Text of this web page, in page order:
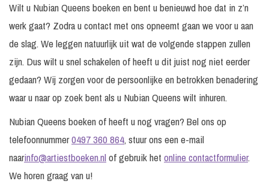
Wilt u Nubian Queens boeken en bent u benieuwd hoe dat in z’n
werk gaat? Zodra u contact met ons opneemt gaan we voor u aan
de slag. We leggen natuurlijk uit wat de volgende stappen zullen
zijn. Dus wilt u snel schakelen of heeft u dit juist nog niet eerder
gedaan? Wij zorgen voor de persoonlijke en betrokken benadering
waar u naar op zoek bent als u Nubian Queens wilt inhuren.
Nubian Queens boeken of heeft u nog vragen? Bel ons op
telefoonnummer0497 360 864, stuur ons een e-mail
naarinfo@artiestboeken.nlof gebruik het online contactformulier.
We horen graag van u!